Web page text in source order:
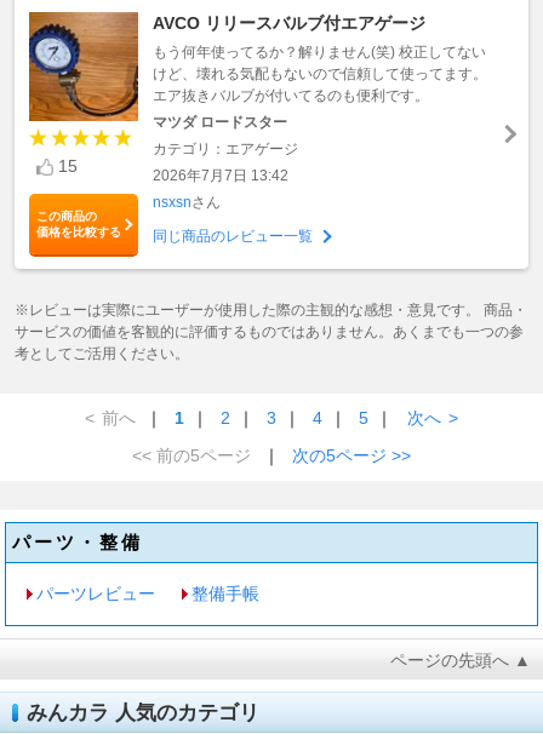
15
この商品の
価格を比較する
AVCO リリースバルブ付エアゲージ
もう何年使ってるか？解りません(笑) 校正してない
けど、壊れる気配もないので信頼して使ってます。
エア抜きバルブが付いてるのも便利です。
マツダ ロードスター
カテゴリ：エアゲージ
2026年7月7日 13:42
nsxsnさん
同じ商品のレビュー一覧
※レビューは実際にユーザーが使用した際の主観的な感想・意見です。 商品・
サービスの価値を客観的に評価するものではありません。あくまでも一つの参
考としてご活用ください。
< 前へ ｜ 1 ｜ 2 ｜ 3 ｜ 4 ｜ 5 ｜ 次へ >
<< 前の5ページ
｜ 次の5ページ >>
パーツ・整備
パーツレビュー 整備手帳
ページの先頭へ ▲
みんカラ 人気のカテゴリ